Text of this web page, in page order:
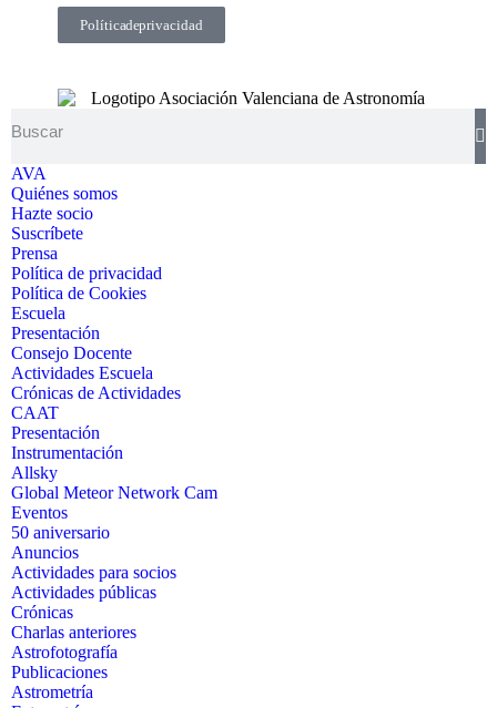
Política de privacidad
AVA
Quiénes somos
Hazte socio
Suscríbete
Prensa
Política de privacidad
Política de Cookies
Escuela
Presentación
Consejo Docente
Actividades Escuela
Crónicas de Actividades
CAAT
Presentación
Instrumentación
Allsky
Global Meteor Network Cam
Eventos
50 aniversario
Anuncios
Actividades para socios
Actividades públicas
Crónicas
Charlas anteriores
Astrofotografía
Publicaciones
Astrometría